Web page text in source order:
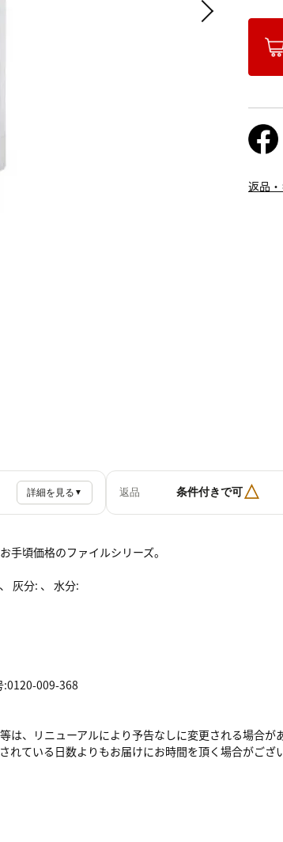
返品
詳細を見る ▼ 返品 条件付きで可△
手頃価格のファイルシリーズ。
灰分: 、 水分:
:0120-009-368
は、リニューアルにより予告なしに変更される場合が
れている日数よりもお届けにお時間を頂く場合がござ